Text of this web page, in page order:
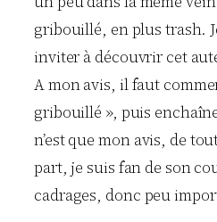
gribouillé, en plus trash.
inviter à découvrir cet
A mon avis, il faut
gribouillé », puis
n’est que mon avis, de
part, je suis fan de son
cadrages, donc peu